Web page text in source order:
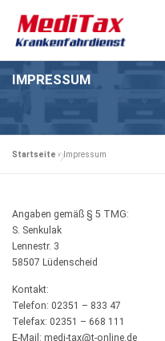
Inhalt
springen
UNSER SERVICE
UNSERE PARTNER
IMPRESSUM
Startseite »Impressum
Angaben gemäß § 5 TMG:
S. Senkulak
Lennestr. 3
58507 Lüdenscheid
Kontakt:
Telefon: 02351 – 833 47
Telefax: 02351 – 668 111
E-Mail: medi-tax@t-online.de